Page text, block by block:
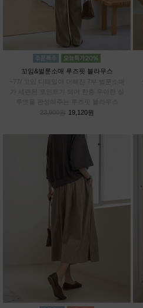
꼬임&벌룬소매 루즈핏 블라우스
~77/ 꼬임 디테일이 더해진 7부 벌룬소매
가 세련된 포인트가 되어 한층 우아한 실
루엣을 완성해주는 루즈핏 블라우스
23,900원
19,120원